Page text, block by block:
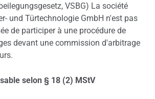
VSBG) La société
und Türtechnologie GmbH n'est pas
de participer à une procédure de
devant une commission d'arbitrage
selon § 18 (2) MStV